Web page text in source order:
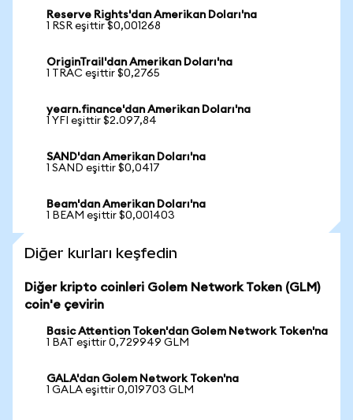
Reserve Rights'dan Amerikan Doları'na
1 RSR eşittir $0,001268
OriginTrail'dan Amerikan Doları'na
1 TRAC eşittir $0,2765
yearn.finance'dan Amerikan Doları'na
1 YFI eşittir $2.097,84
SAND'dan Amerikan Doları'na
1 SAND eşittir $0,0417
Beam'dan Amerikan Doları'na
1 BEAM eşittir $0,001403
Diğer kurları keşfedin
Diğer kripto coinleri Golem Network Token (GLM)
coin'e çevirin
Basic Attention Token'dan Golem Network Token'na
1 BAT eşittir 0,729949 GLM
GALA'dan Golem Network Token'na
1 GALA eşittir 0,019703 GLM